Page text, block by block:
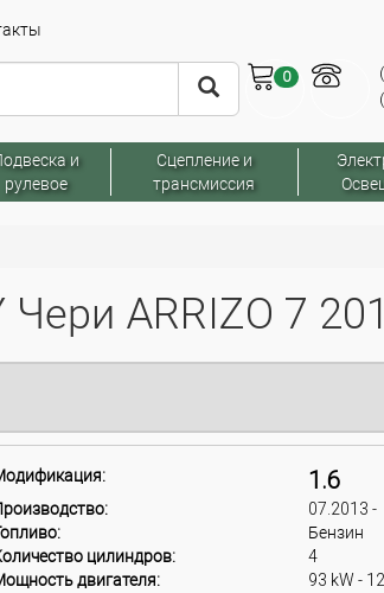
0
и
рулевое
Сцепление и
трансмиссия
ARRIZO 7
1.6
07.2013 -
Бензин
цилиндров:
4
двигателя:
93 kW -